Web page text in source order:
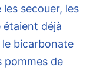
les secouer, les
étaient déjà
le bicarbonate
pommes de